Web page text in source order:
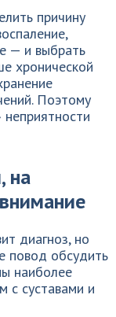
причину
— и выбрать
хронической
Поэтому
неприятности
на
диагноз, но
повод обсудить
наиболее
с суставами и